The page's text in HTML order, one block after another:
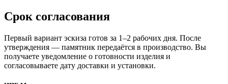
Срок согласования
Первый вариант эскиза готов за 1–2 рабочих дня. После
утверждения — памятник передаётся в производство. Вы
получаете уведомление о готовности изделия и
согласовываете дату доставки и установки.